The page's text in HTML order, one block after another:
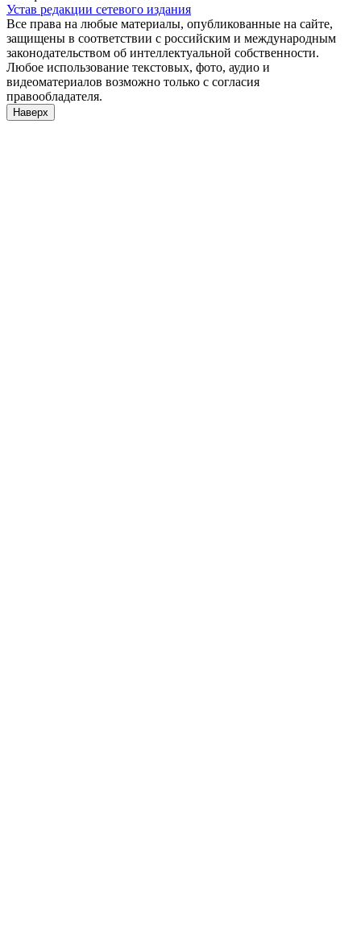
Устав редакции сетевого издания
Все права на любые материалы, опубликованные на сайте,
защищены в соответствии с российским и международным
законодательством об интеллектуальной собственности.
Любое использование текстовых, фото, аудио и
видеоматериалов возможно только с согласия
правообладателя.
Наверх